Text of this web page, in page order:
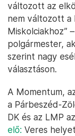
változott az
nem változott a
Miskolciakhoz”
polgármester,
szerint nagy
választáson.
A Momentum,
a Párbeszéd-
DK és az LMP
elő: Veres